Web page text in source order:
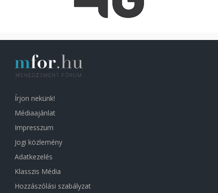
Írjon nekünk!
Médiaajánlat
Impresszum
Jogi közlemény
Adatkezelés
Klasszis Média
Hozzászólási szabályzat